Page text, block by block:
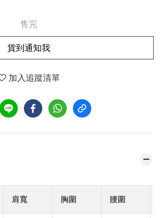
售完
貨到通知我
加入追蹤清單
肩寬 胸圍 腰圍